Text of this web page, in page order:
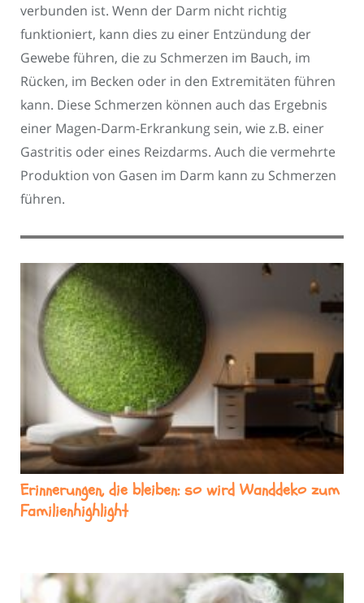
verbunden ist. Wenn der Darm nicht richtig
funktioniert, kann dies zu einer Entzündung der
Gewebe führen, die zu Schmerzen im Bauch, im
Rücken, im Becken oder in den Extremitäten führen
kann. Diese Schmerzen können auch das Ergebnis
einer Magen-Darm-Erkrankung sein, wie z.B. einer
Gastritis oder eines Reizdarms. Auch die vermehrte
Produktion von Gasen im Darm kann zu Schmerzen
führen.
Erinnerungen, die bleiben: so wird Wanddeko zum
Familienhighlight